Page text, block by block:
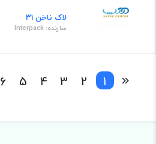
لاک ناخن 31
سازنده: Interpack
1
2
3
4
5
6